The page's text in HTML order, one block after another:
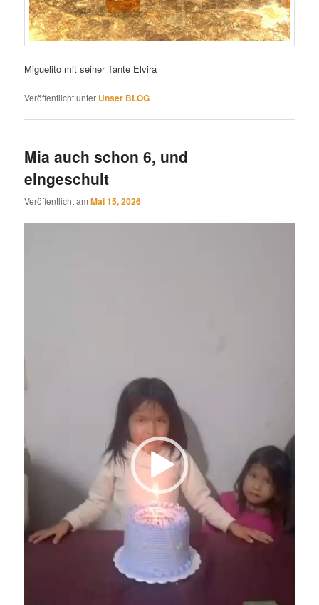
Miguelito mit seiner Tante Elvira
Veröffentlicht unter Unser BLOG
Mia auch schon 6, und
eingeschult
Veröffentlicht amMai 15, 2026